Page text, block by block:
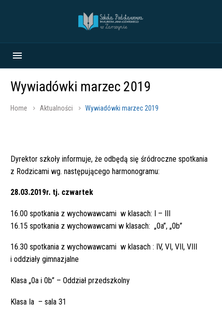
Wywiadówki marzec 2019
Home Aktualności Wywiadówki marzec 2019
Dyrektor szkoły informuje, że odbędą się śródroczne spotkania
z Rodzicami wg. następującego harmonogramu:
28.03.2019r. tj. czwartek
16.00 spotkania z wychowawcami w klasach: I – III
16.15 spotkania z wychowawcami w klasach: „0a”, „0b”
16.30 spotkania z wychowawcami w klasach : IV, VI, VII, VIII
i oddziały gimnazjalne
Klasa „0a i 0b” – Oddział przedszkolny
Klasa Ia – sala 31